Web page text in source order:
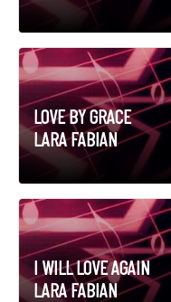
LOVE BY GRACE
LARA FABIAN
I WILL LOVE AGAIN
LARA FABIAN